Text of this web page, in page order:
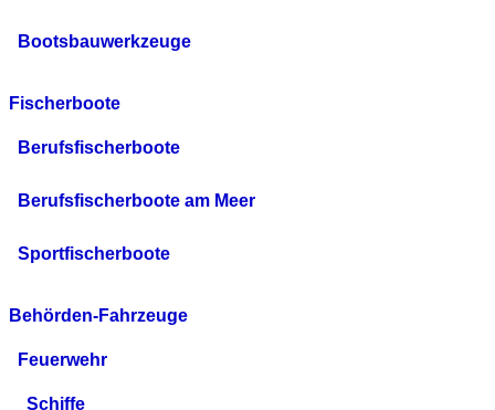
Bootsbauwerkzeuge
Fischerboote
Berufsfischerboote
Berufsfischerboote am Meer
Sportfischerboote
Behörden-Fahrzeuge
Feuerwehr
Schiffe